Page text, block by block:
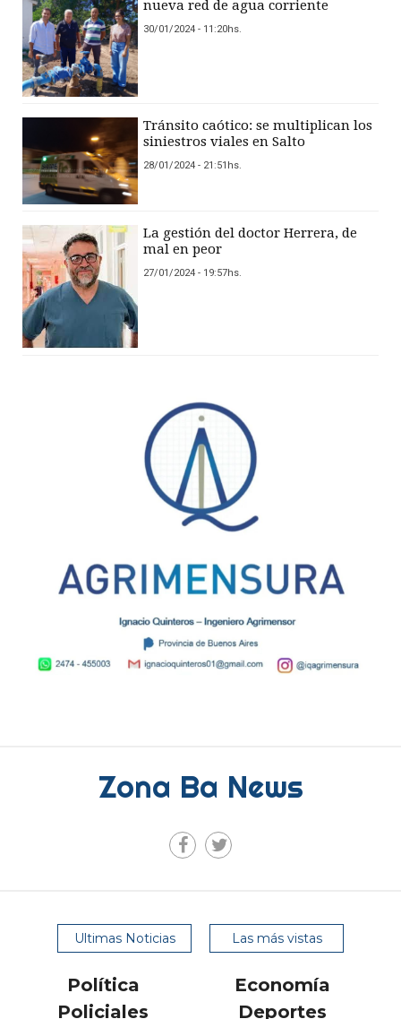
nueva red de agua corriente
30/01/2024 - 11:20hs.
Tránsito caótico: se multiplican los
siniestros viales en Salto
28/01/2024 - 21:51hs.
La gestión del doctor Herrera, de
mal en peor
27/01/2024 - 19:57hs.
Zona Ba News
Ultimas Noticias Las más vistas
Política
Economía
Policiales
Deportes